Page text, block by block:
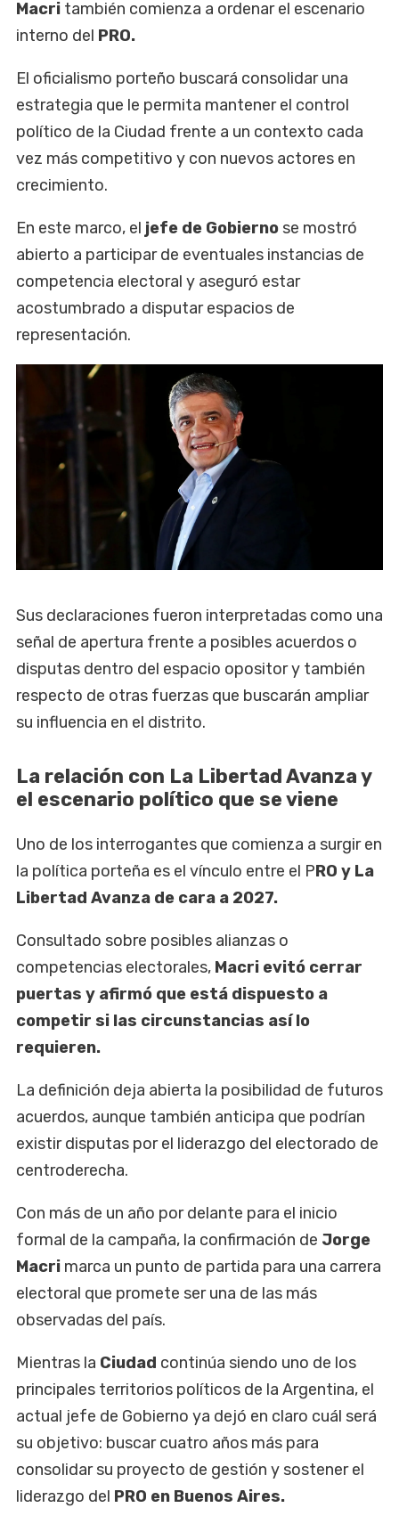
Macri también comienza a ordenar el escenario
interno del PRO.
El oficialismo porteño buscará consolidar una
estrategia que le permita mantener el control
político de la Ciudad frente a un contexto cada
vez más competitivo y con nuevos actores en
crecimiento.
En este marco, el jefe de Gobierno se mostró
abierto a participar de eventuales instancias de
competencia electoral y aseguró estar
acostumbrado a disputar espacios de
representación.
Sus declaraciones fueron interpretadas como una
señal de apertura frente a posibles acuerdos o
disputas dentro del espacio opositor y también
respecto de otras fuerzas que buscarán ampliar
su influencia en el distrito.
La relación con La Libertad Avanza y
el escenario político que se viene
Uno de los interrogantes que comienza a surgir en
la política porteña es el vínculo entre el PRO y La
Libertad Avanza de cara a 2027.
Consultado sobre posibles alianzas o
competencias electorales, Macri evitó cerrar
puertas y afirmó que está dispuesto a
competir si las circunstancias así lo
requieren.
La definición deja abierta la posibilidad de futuros
acuerdos, aunque también anticipa que podrían
existir disputas por el liderazgo del electorado de
centroderecha.
Con más de un año por delante para el inicio
formal de la campaña, la confirmación de Jorge
Macri marca un punto de partida para una carrera
electoral que promete ser una de las más
observadas del país.
Mientras la Ciudad continúa siendo uno de los
principales territorios políticos de la Argentina, el
actual jefe de Gobierno ya dejó en claro cuál será
su objetivo: buscar cuatro años más para
consolidar su proyecto de gestión y sostener el
liderazgo del PRO en Buenos Aires.